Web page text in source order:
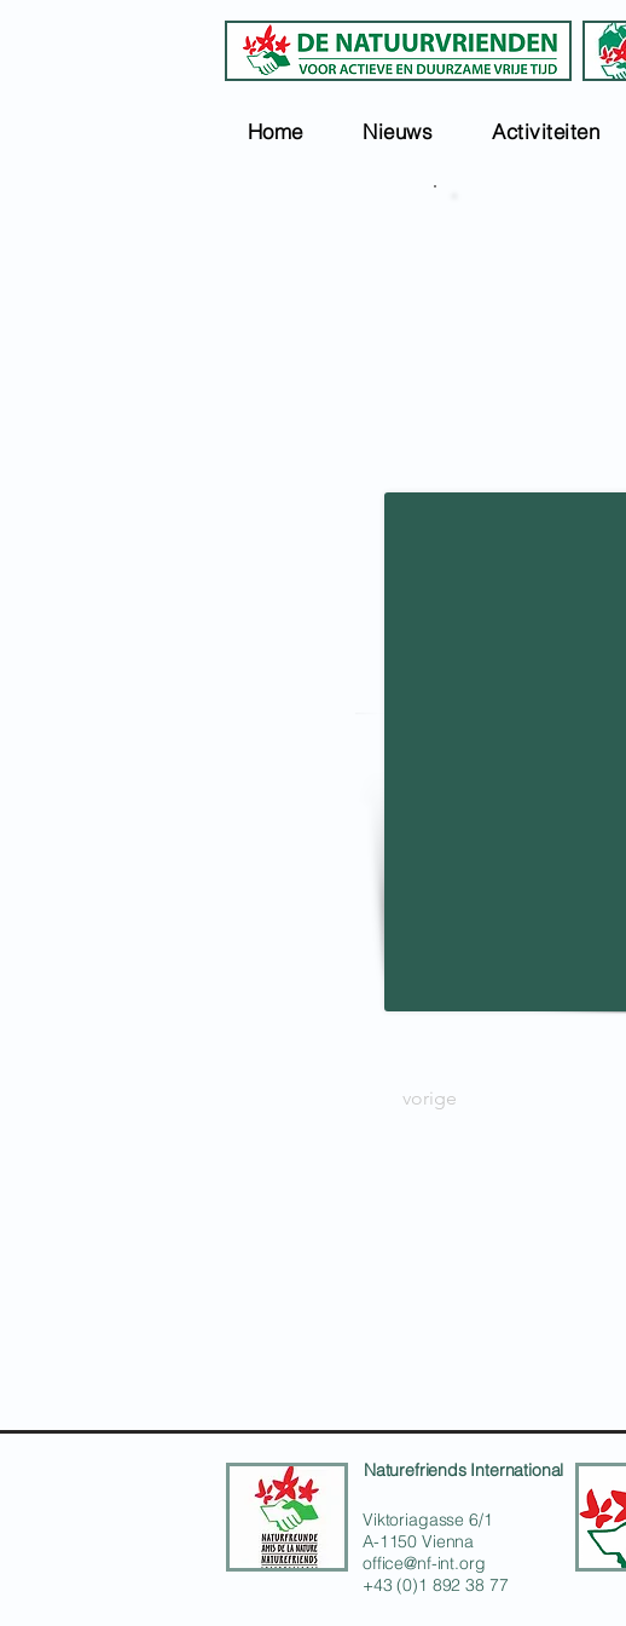
Home Nieuws Activiteiten
vorige
Naturefriends International
Viktoriagasse 6/1
A-1150 Vienna
office@nf-int.org
+43 (0)1 892 38 77